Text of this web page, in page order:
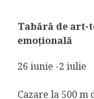
Tabără de art-
emoțională
26 iunie -2 iulie
Cazare la 500